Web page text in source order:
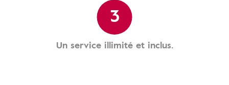
3
Un service illimité et inclus.